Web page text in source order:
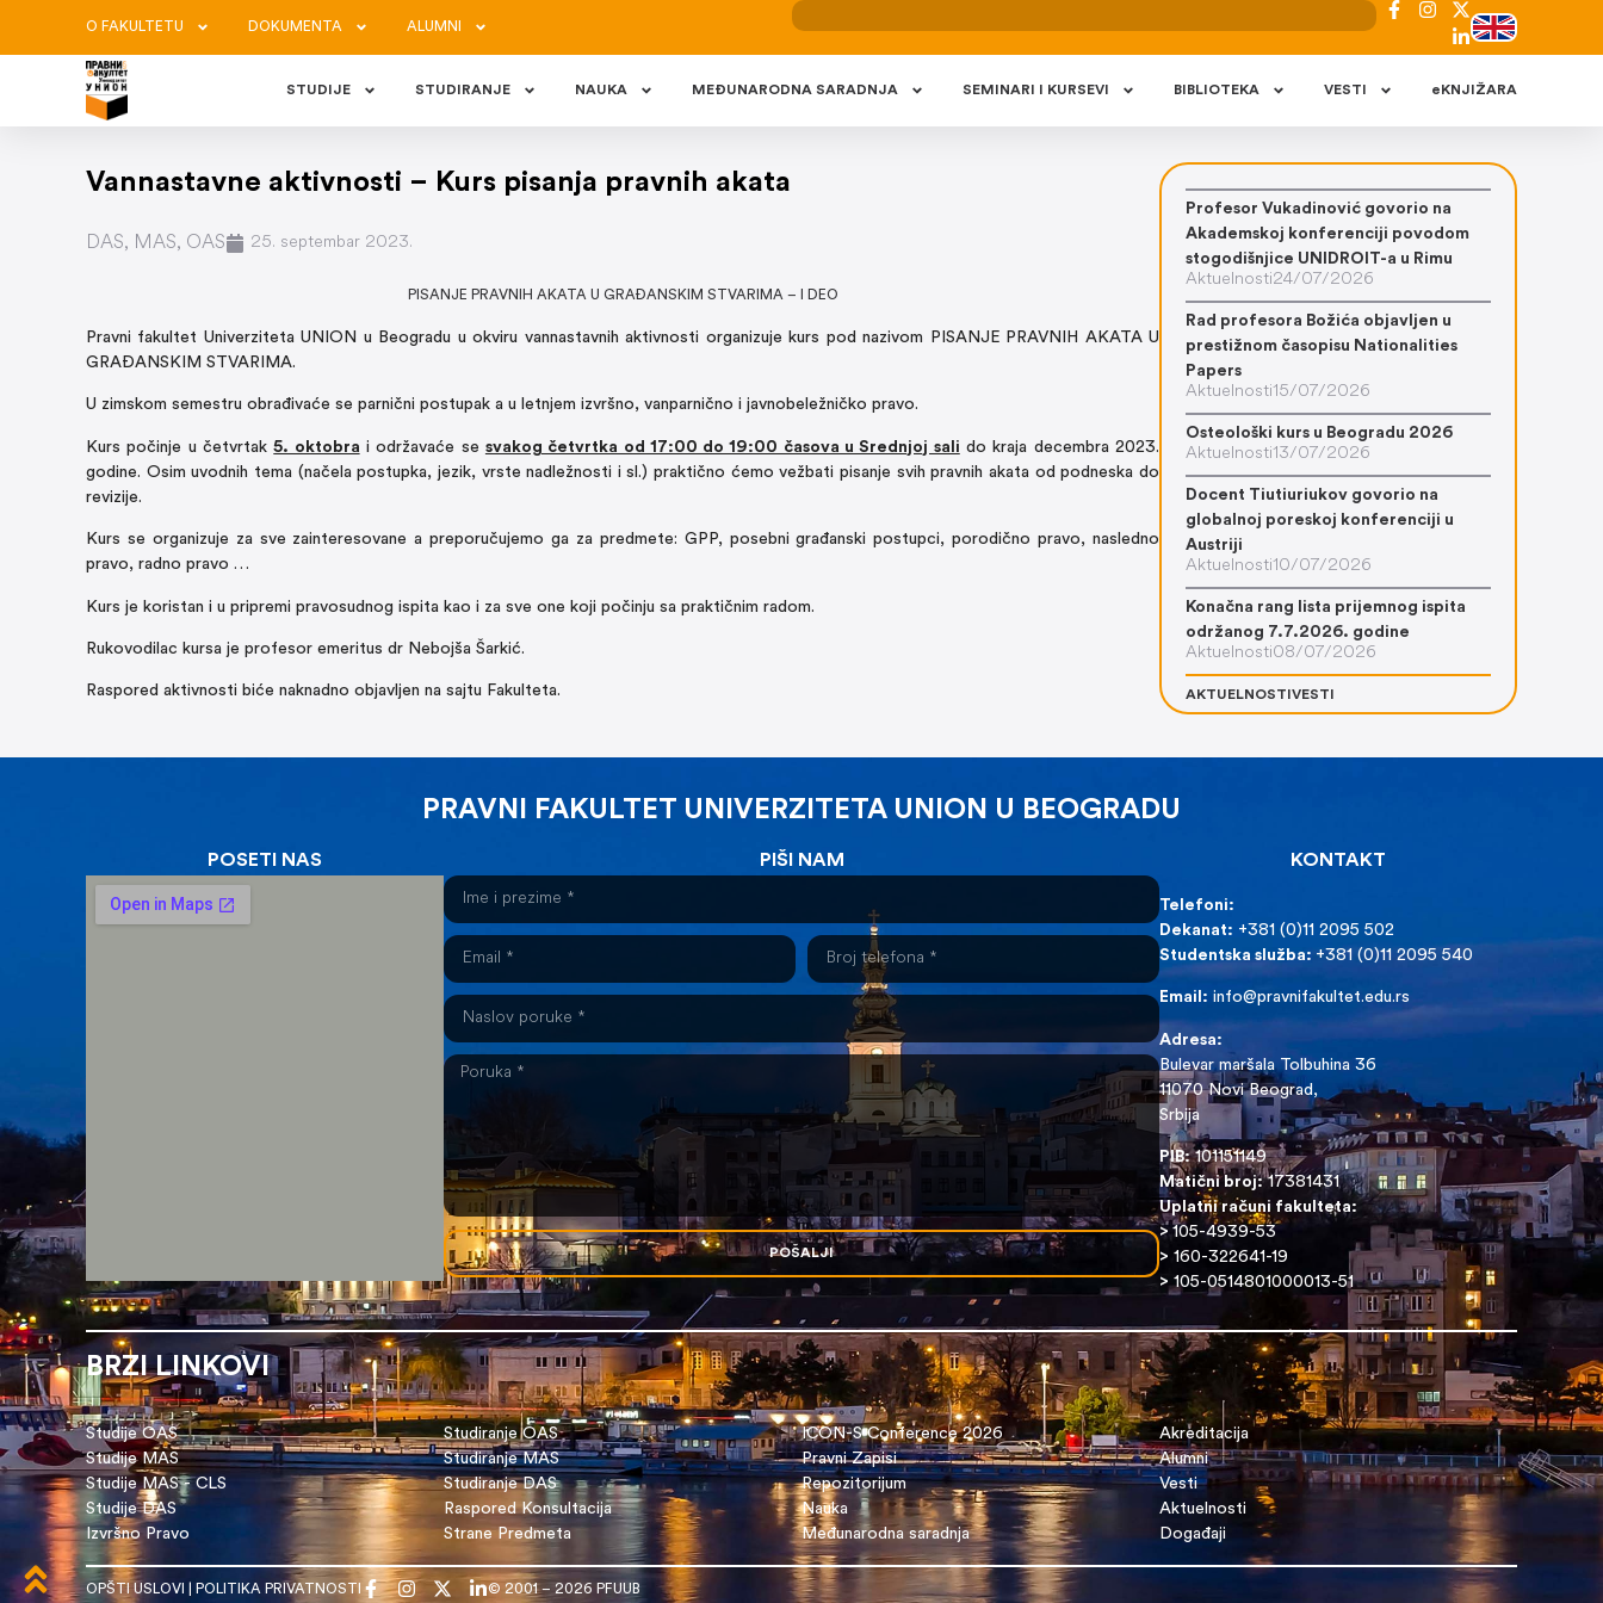
O FAKULTETU DOKUMENTA ALUMNI
STUDIJE STUDIRANJE NAUKA MEÐUNARODNA SARADNJA SEMINARI I KURSEVI BIBLIOTEKA VESTI eKNJIŽARA
Vannastavne aktivnosti – Kurs pisanja pravnih akata
DAS, MAS, OAS 25. septembar 2023.
PISANJE PRAVNIH AKATA U GRAĐANSKIM STVARIMA – I DEO
Pravni fakultet Univerziteta UNION u Beogradu u okviru vannastavnih aktivnosti organizuje kurs pod nazivom PISANJE PRAVNIH AKATA U
GRAĐANSKIM STVARIMA.
U zimskom semestru obrađivaće se parnični postupak a u letnjem izvršno, vanparnično i javnobeležničko pravo.
Kurs počinje u četvrtak5. oktobra i održavaće se svakog četvrtka od 17:00 do 19:00 časova u Srednjoj sali do kraja decembra 2023.
godine. Osim uvodnih tema (načela postupka, jezik, vrste nadležnosti i sl.) praktično ćemo vežbati pisanje svih pravnih akata od podneska do
revizije.
Kurs se organizuje za sve zainteresovane a preporučujemo ga za predmete: GPP, posebni građanski postupci, porodično pravo, nasledno
pravo, radno pravo …
Kurs je koristan i u pripremi pravosudnog ispita kao i za sve one koji počinju sa praktičnim radom.
Rukovodilac kursa je profesor emeritus dr Nebojša Šarkić.
Raspored aktivnosti biće naknadno objavljen na sajtu Fakulteta.
Profesor Vukadinović govorio na
Akademskoj konferenciji povodom
stogodišnjice UNIDROIT-a u Rimu
Aktuelnosti24/07/2026
Rad profesora Božića objavljen u
prestižnom časopisu Nationalities
Papers
Aktuelnosti15/07/2026
Osteološki kurs u Beogradu 2026
Aktuelnosti13/07/2026
Docent Tiutiuriukov govorio na
globalnoj poreskoj konferenciji u
Austriji
Aktuelnosti10/07/2026
Konačna rang lista prijemnog ispita
održanog 7.7.2026. godine
Aktuelnosti08/07/2026
AKTUELNOSTI VESTI
PRAVNI FAKULTET UNIVERZITETA UNION U BEOGRADU
KONTAKT
Telefoni:
Dekanat: +381 (0)11 2095 502
Studentska služba: +381 (0)11 2095 540
Email: info@pravnifakultet.edu.rs
Adresa:
Bulevar maršala Tolbuhina 36
11070 Novi Beograd,
Srbija
PIB:101151149
Matični broj:17381431
Uplatni računi fakulteta:
>105-4939-53
> 160-322641-19
>105-0514801000013-51
PIŠI NAM
POŠALJI
POSETI NAS
BRZI LINKOVI
Studije OAS
Studije MAS
Studije MAS - CLS
Studije DAS
Izvršno Pravo
Studiranje OAS
Studiranje MAS
Studiranje DAS
Raspored Konsultacija
Strane Predmeta
ICON-S Conference 2026
Pravni Zapisi
Repozitorijum
Nauka
Međunarodna saradnja
Akreditacija
Alumni
Vesti
Aktuelnosti
Događaji
OPŠTI USLOVI POLITIKA PRIVATNOSTI © 2001 – 2026 PFUUB